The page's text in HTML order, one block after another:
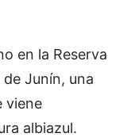
en la Reserva
Junín, una
viene
albiazul.